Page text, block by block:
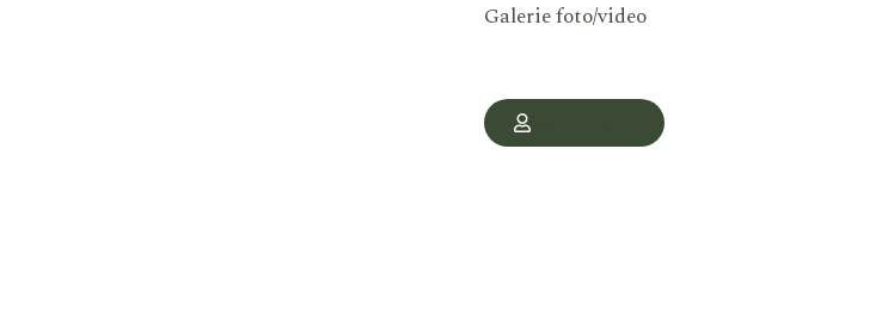
Galerie foto/video